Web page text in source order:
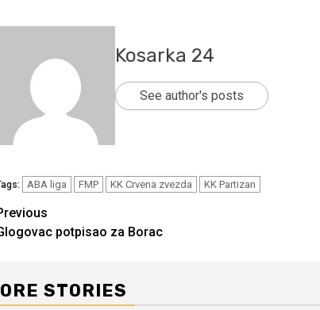
Kosarka 24
See author's posts
ABA liga FMP KK Crvena zvezda KK Partizan
potpisao za Borac
STORIES